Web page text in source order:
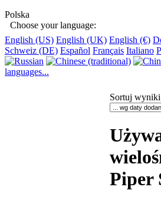
Polska
Choose your language:
English (US) English (UK) English (€)
Schweiz (DE) Español Français Italiano
languages...
Sortuj
Piper